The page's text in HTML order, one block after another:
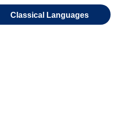
Classical Languages